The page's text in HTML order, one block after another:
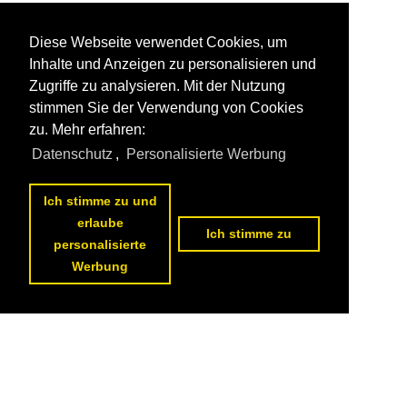
Diese Webseite verwendet Cookies, um
Inhalte und Anzeigen zu personalisieren und
Zugriffe zu analysieren. Mit der Nutzung
stimmen Sie der Verwendung von Cookies
zu. Mehr erfahren:
Datenschutz , Personalisierte Werbung
Ich stimme zu und
erlaube
personalisierte
Werbung
Ich stimme zu